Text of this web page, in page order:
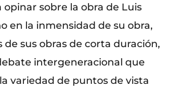
opinar sobre la obra de Luis
en la inmensidad de su obra,
de sus obras de corta duración,
intergeneracional que
variedad de puntos de vista